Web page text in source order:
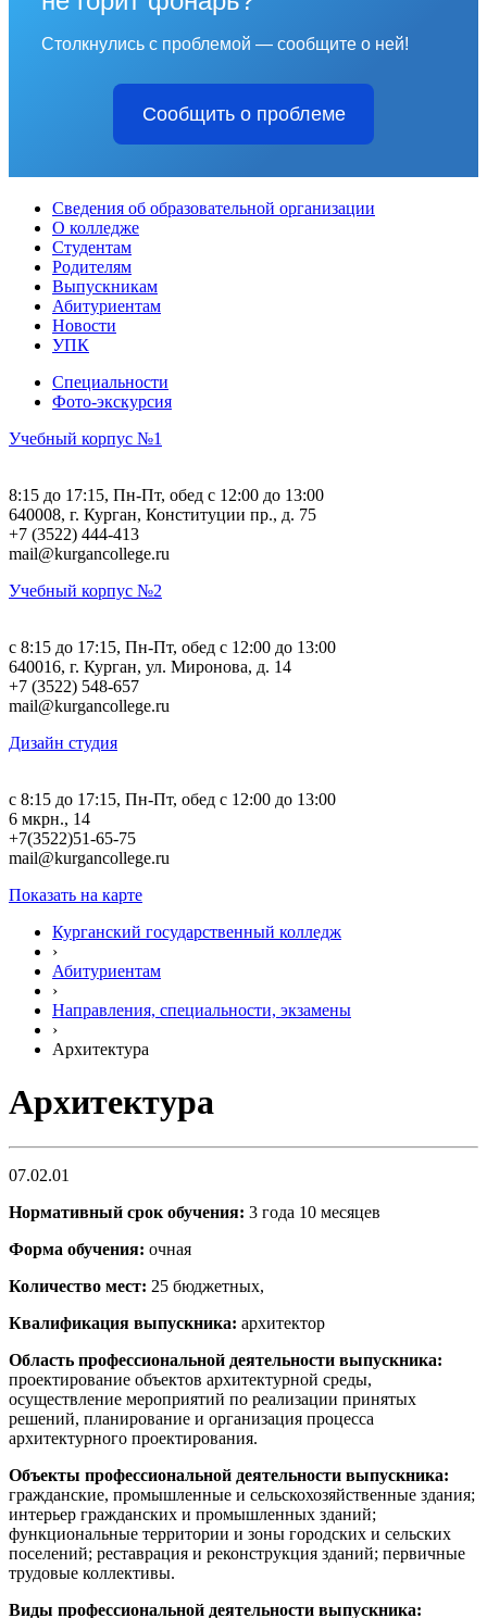
Столкнулись с проблемой — сообщите о ней!
Сообщить о проблеме
Сведения об образовательной организации
О колледже
Студентам
Родителям
Выпускникам
Абитуриентам
Новости
УПК
Специальности
Фото-экскурсия
Учебный корпус №1
8:15 до 17:15, Пн-Пт, обед с 12:00 до 13:00
640008, г. Курган, Конституции пр., д. 75
+7 (3522) 444-413
mail@kurgancollege.ru
Учебный корпус №2
c 8:15 до 17:15, Пн-Пт, обед с 12:00 до 13:00
640016, г. Курган, ул. Миронова, д. 14
+7 (3522) 548-657
mail@kurgancollege.ru
Дизайн студия
c 8:15 до 17:15, Пн-Пт, обед с 12:00 до 13:00
6 мкрн., 14
+7(3522)51-65-75
mail@kurgancollege.ru
Показать на карте
Курганский государственный колледж
›
Абитуриентам
›
Направления, специальности, экзамены
›
Архитектура
Архитектура
07.02.01
Нормативный срок обучения: 3 года 10 месяцев
Форма обучения: очная
Количество мест: 25 бюджетных,
Квалификация выпускника: архитектор
Область профессиональной деятельности выпускника:
проектирование объектов архитектурной среды,
осуществление мероприятий по реализации принятых
решений, планирование и организация процесса
архитектурного проектирования.
Объекты профессиональной деятельности выпускника:
гражданские, промышленные и сельскохозяйственные здания;
интерьер гражданских и промышленных зданий;
функциональные территории и зоны городских и сельских
поселений; реставрация и реконструкция зданий; первичные
трудовые коллективы.
Виды профессиональной деятельности выпускника: